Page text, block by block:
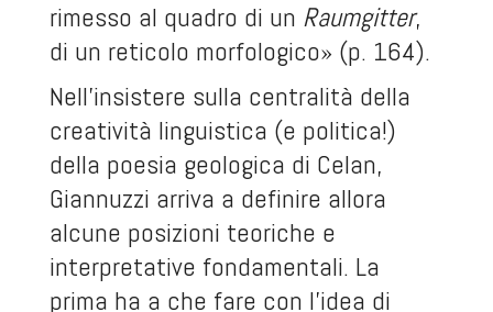
rimesso al quadro di un Raumgitter,
di un reticolo morfologico» (p. 164).
Nell’insistere sulla centralità della
creatività linguistica (e politica!)
della poesia geologica di Celan,
Giannuzzi arriva a definire allora
alcune posizioni teoriche e
interpretative fondamentali. La
prima ha a che fare con l’idea di